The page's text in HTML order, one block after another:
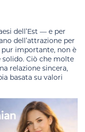
dell’Est — e per
dell’attrazione per
pur importante, non è
Ciò che molte
relazione sincera,
basata su valori